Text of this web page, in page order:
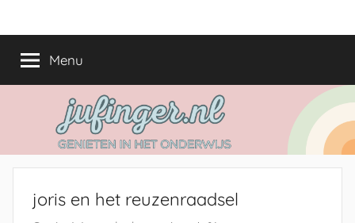
naarjufinger.nl
het
onderwijs
Menu
joris en het reuzenraadsel